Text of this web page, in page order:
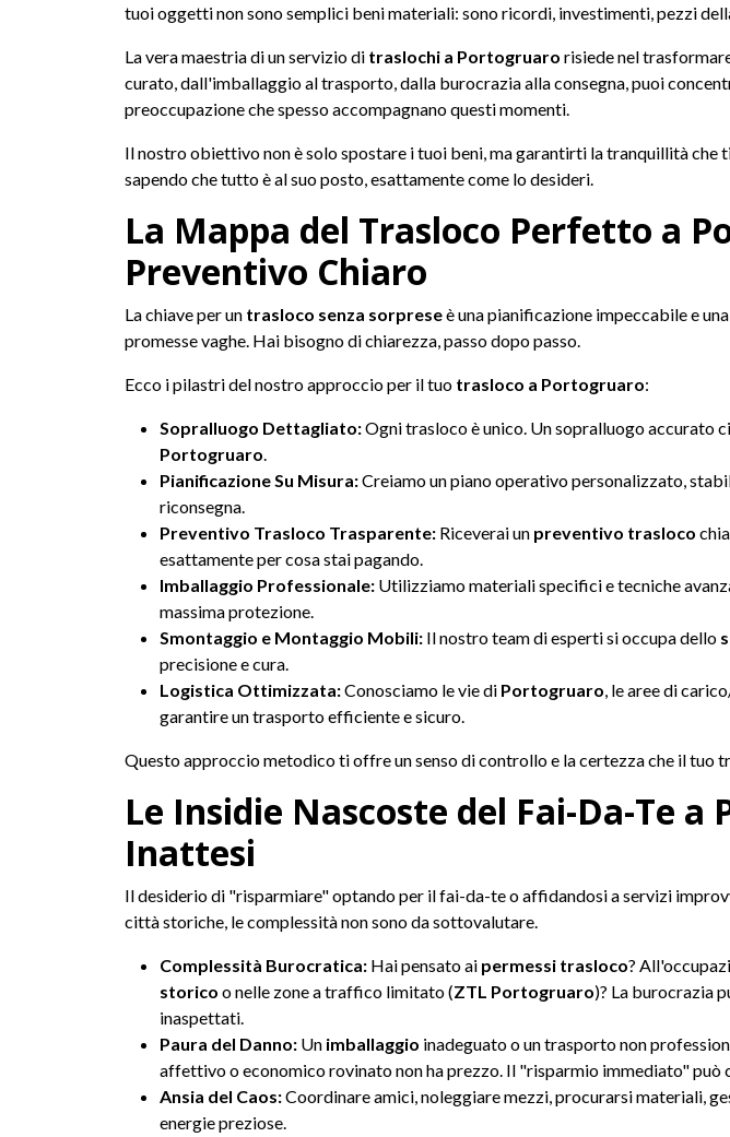
tuoi oggetti non sono semplici beni materiali: sono ricordi, investimenti, pezzi
La vera maestria di un servizio di traslochi a Portogruaro risiede nel
curato, dall'imballaggio al trasporto, dalla burocrazia alla consegna, puoi
preoccupazione che spesso accompagnano questi momenti.
Il nostro obiettivo non è solo spostare i tuoi beni, ma garantirti la tranquillità
sapendo che tutto è al suo posto, esattamente come lo desideri.
La Mappa del Trasloco Perfetto a
Preventivo Chiaro
La chiave per un trasloco senza sorpreseè una pianificazione impeccabile e
promesse vaghe. Hai bisogno di chiarezza, passo dopo passo.
Ecco i pilastri del nostro approccio per il tuo trasloco a Portogruaro:
Sopralluogo Dettagliato:Ogni trasloco è unico. Un sopralluogo accurato
Portogruaro.
Pianificazione Su Misura:Creiamo un piano operativo personalizzato,
riconsegna.
Preventivo Trasloco Trasparente: Riceverai un preventivo trasloco
esattamente per cosa stai pagando.
Imballaggio Professionale: Utilizziamo materiali specifici e tecniche
massima protezione.
Smontaggio e Montaggio Mobili: Il nostro team di esperti si occupa dello
precisione e cura.
Logistica Ottimizzata:Conosciamo le vie di Portogruaro, le aree di
garantire un trasporto efficiente e sicuro.
Questo approccio metodico ti offre un senso di controllo e la certezza che il tuo
Le Insidie Nascoste del Fai-Da-Te
Inattesi
Il desiderio di "risparmiare" optando per il fai-da-te o affidandosi a servizi
città storiche, le complessità non sono da sottovalutare.
Complessità Burocratica: Hai pensato ai permessi trasloco?
storico o nelle zone a traffico limitato (ZTL Portogruaro)? La burocrazia
inaspettati.
Paura del Danno: Un imballaggio inadeguato o un trasporto non
affettivo o economico rovinato non ha prezzo. Il "risparmio immediato"
Ansia del Caos:Coordinare amici, noleggiare mezzi, procurarsi materiali,
energie preziose.